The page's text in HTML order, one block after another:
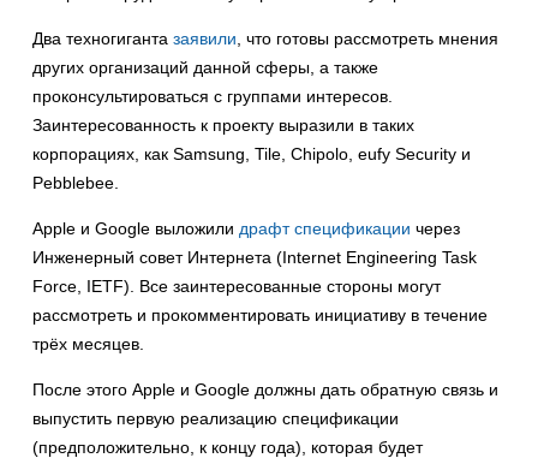
Два техногиганта заявили, что готовы рассмотреть мнения
других организаций данной сферы, а также
проконсультироваться с группами интересов.
Заинтересованность к проекту выразили в таких
корпорациях, как Samsung, Tile, Chipolo, eufy Security и
Pebblebee.
Apple и Google выложили драфт спецификации через
Инженерный совет Интернета (Internet Engineering Task
Force, IETF). Все заинтересованные стороны могут
рассмотреть и прокомментировать инициативу в течение
трёх месяцев.
После этого Apple и Google должны дать обратную связь и
выпустить первую реализацию спецификации
(предположительно, к концу года), которая будет